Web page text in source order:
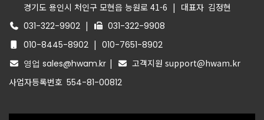
경기도 용인시 처인구 모현읍 능원로 41-6 | 대표자 김정현
031-322-9902 |
031-322-9908
010-8445-8902 | 010-7651-8902
영업 sales@hwam.kr |
고객지원 support@hwam.kr
사업자등록번호 554-81-00812